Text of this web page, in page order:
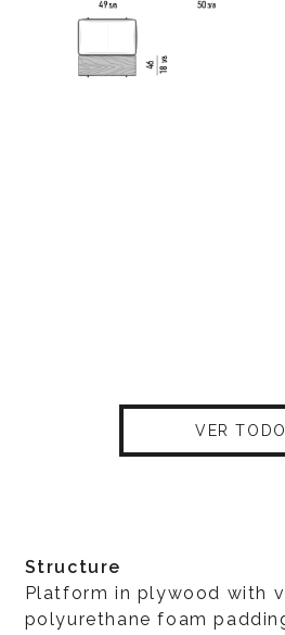
VER
Structure
Platform in plywood with
polyurethane foam